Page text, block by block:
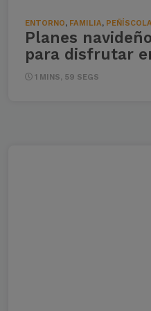
ENTORNO, FAMILIA, PEÑÍSCOLA
Planes
para disfrutar
1 MINS, 59 SEGS